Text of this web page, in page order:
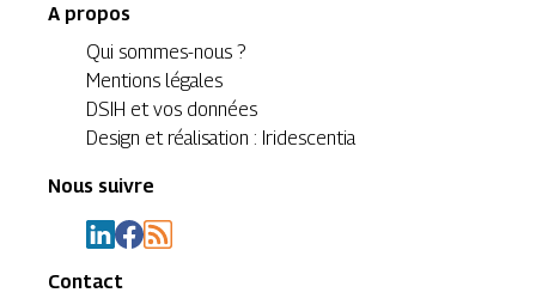
A propos
Qui sommes-nous ?
Mentions légales
DSIH et vos données
Design et réalisation : Iridescentia
Nous suivre
Contact